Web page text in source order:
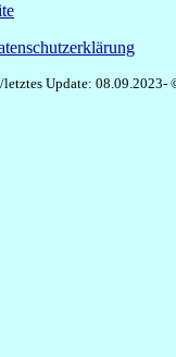
Update: 08.09.2023-